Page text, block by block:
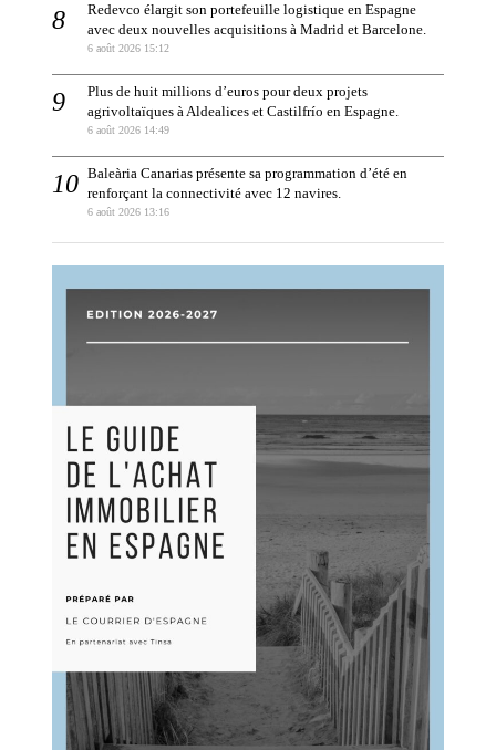
Redevco élargit son portefeuille logistique en Espagne
avec deux nouvelles acquisitions à Madrid et Barcelone.
6 août 2026 15:12
Plus de huit millions d’euros pour deux projets
agrivoltaïques à Aldealices et Castilfrío en Espagne.
6 août 2026 14:49
Baleària Canarias présente sa programmation d’été en
renforçant la connectivité avec 12 navires.
6 août 2026 13:16